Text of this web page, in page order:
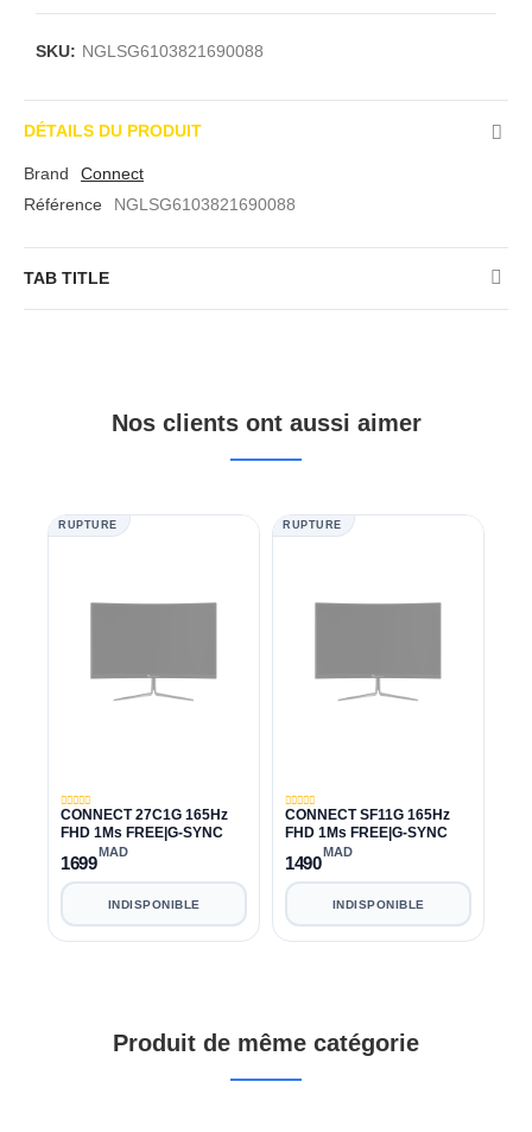
SKU: NGLSG6103821690088
DÉTAILS DU PRODUIT
Brand
Connect
Référence
NGLSG6103821690088
TAB TITLE
Nos clients ont aussi aimer
RUPTURE
CONNECT 27C1G 165Hz
FHD 1Ms FREE|G-SYNC
1699
MAD
INDISPONIBLE
RUPTURE
CONNECT SF11G 165Hz
FHD 1Ms FREE|G-SYNC
1490
MAD
INDISPONIBLE
Produit de même catégorie